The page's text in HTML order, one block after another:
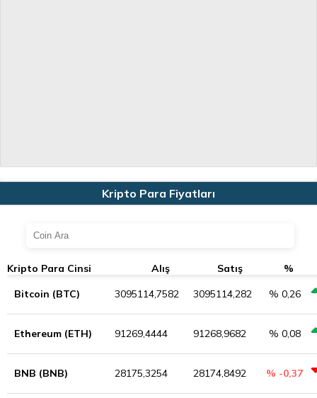
Kripto Para Fiyatları
Kripto Para Cinsi Alış Satış
%
Bitcoin (BTC)
3095114,7582 3095114,282 % 0,26
Ethereum (ETH) 91269,4444 91268,9682 % 0,08
BNB (BNB) 28175,3254 28174,8492 % -0,37